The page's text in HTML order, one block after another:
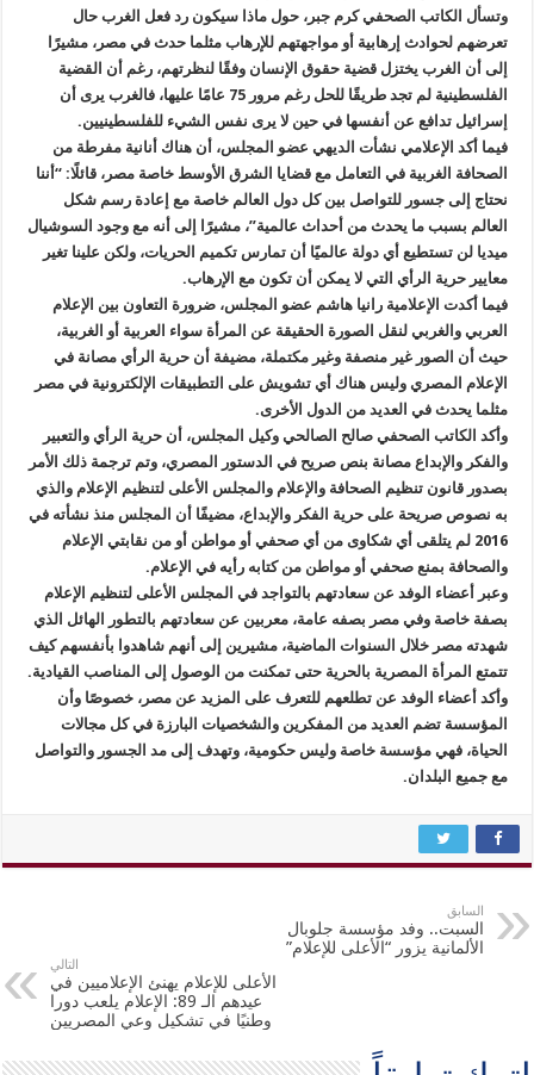
وتسأل الكاتب الصحفي كرم جبر، حول ماذا سيكون رد فعل الغرب حال
تعرضهم لحوادث إرهابية أو مواجهتهم للإرهاب مثلما حدث في مصر، مشيرًا
إلى أن الغرب يختزل قضية حقوق الإنسان وفقًا لنظرتهم، رغم أن القضية
الفلسطينية لم تجد طريقًا للحل رغم مرور 75 عامًا عليها، فالغرب يرى أن
إسرائيل تدافع عن أنفسها في حين لا يرى نفس الشيء للفلسطينيين.
فيما أكد الإعلامي نشأت الديهي عضو المجلس، أن هناك أنانية مفرطة من
الصحافة الغربية في التعامل مع قضايا الشرق الأوسط خاصة مصر، قائلًا: “أننا
نحتاج إلى جسور للتواصل بين كل دول العالم خاصة مع إعادة رسم شكل
العالم بسبب ما يحدث من أحداث عالمية”، مشيرًا إلى أنه مع وجود السوشيال
ميديا لن تستطيع أي دولة عالميًا أن تمارس تكميم الحريات، ولكن علينا تغير
معايير حرية الرأي التي لا يمكن أن تكون مع الإرهاب.
فيما أكدت الإعلامية رانيا هاشم عضو المجلس، ضرورة التعاون بين الإعلام
العربي والغربي لنقل الصورة الحقيقة عن المرأة سواء العربية أو الغربية،
حيث أن الصور غير منصفة وغير مكتملة، مضيفة أن حرية الرأي مصانة في
الإعلام المصري وليس هناك أي تشويش على التطبيقات الإلكترونية في مصر
مثلما يحدث في العديد من الدول الأخرى.
وأكد الكاتب الصحفي صالح الصالحي وكيل المجلس، أن حرية الرأي والتعبير
والفكر والإبداع مصانة بنص صريح في الدستور المصري، وتم ترجمة ذلك الأمر
بصدور قانون تنظيم الصحافة والإعلام والمجلس الأعلى لتنظيم الإعلام والذي
به نصوص صريحة على حرية الفكر والإبداع، مضيفًا أن المجلس منذ نشأته في
2016 لم يتلقى أي شكاوى من أي صحفي أو مواطن أو من نقابتي الإعلام
والصحافة بمنع صحفي أو مواطن من كتابه رأيه في الإعلام.
وعبر أعضاء الوفد عن سعادتهم بالتواجد في المجلس الأعلى لتنظيم الإعلام
بصفة خاصة وفي مصر بصفه عامة، معربين عن سعادتهم بالتطور الهائل الذي
شهدته مصر خلال السنوات الماضية، مشيرين إلى أنهم شاهدوا بأنفسهم كيف
تتمتع المرأة المصرية بالحرية حتى تمكنت من الوصول إلى المناصب القيادية.
وأكد أعضاء الوفد عن تطلعهم للتعرف على المزيد عن مصر، خصوصًا وأن
المؤسسة تضم العديد من المفكرين والشخصيات البارزة في كل مجالات
الحياة، فهي مؤسسة خاصة وليس حكومية، وتهدف إلى مد الجسور والتواصل
مع جميع البلدان.
السابق
السبت.. وفد مؤسسة جلوبال
الألمانية يزور “الأعلى للإعلام”
التالي
الأعلى للإعلام يهنئ الإعلاميين في
عيدهم الـ 89: الإعلام يلعب دورا
وطنيًا في تشكيل وعي المصريين